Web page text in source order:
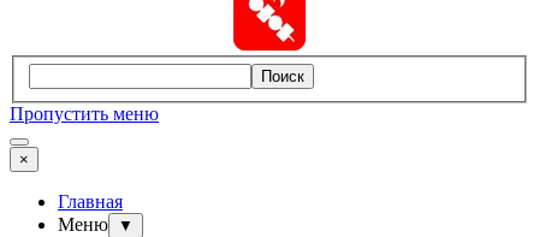
Поиск
Пропустить меню
×
Главная
Меню
▼